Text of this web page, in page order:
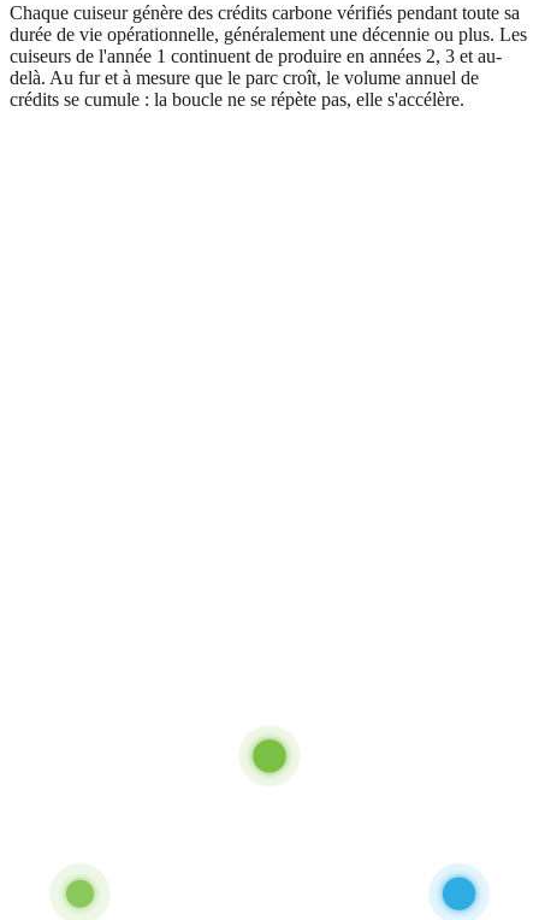
Chaque cuiseur génère des crédits carbone vérifiés pendant toute sa
durée de vie opérationnelle, généralement une décennie ou plus. Les
cuiseurs de l'année 1 continuent de produire en années 2, 3 et au-
delà. Au fur et à mesure que le parc croît, le volume annuel de
crédits se cumule : la boucle ne se répète pas, elle s'accélère.